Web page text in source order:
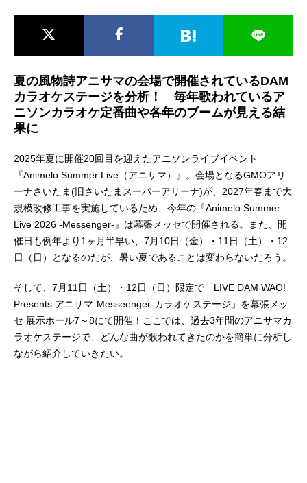
夏の風物詩アニサマの会場で開催されているDAM
カラオケステージを分析！ 毎年歌われているア
ニソンカラオケ定番曲や各年のブームが見える結
果に
2025年夏に開催20回目を迎えたアニソンライブイベント
『Animelo Summer Live（アニサマ）』。会場となるGMOアリ
ーナさいたま(旧さいたまスーパーアリーナ)が、2027年春まで大
規模改修工事を実施しているため、今年の『Animelo Summer
Live 2026 -Messenger-』は幕張メッセで開催される。また、開
催日も例年より1ヶ月半早い、7月10日（金）・11日（土）・12
日（日）となるのだが、暑い夏であることは変わらないだろう。
そして、7月11日（土）・12日（日）限定で「LIVE DAM WAO!
Presents アニサマ-Messeenger-カラオケステージ」を幕張メッ
セ 展示ホール7～8にて開催！ここでは、過去3年間のアニサマカ
ラオケステージで、どんな曲が歌われてきたのかを簡単に分析し
ながら紹介していきたい。